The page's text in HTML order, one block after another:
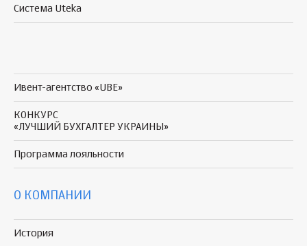
Система Uteka
Ивент-агентство «UBE»
КОНКУРС
«ЛУЧШИЙ БУХГАЛТЕР УКРАИНЫ»
Программа лояльности
О КОМПАНИИ
История